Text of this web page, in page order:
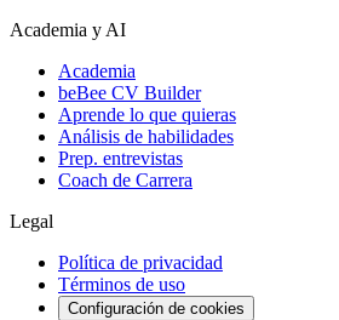
Academia y AI
Academia
beBee CV Builder
Aprende lo que quieras
Análisis de habilidades
Prep. entrevistas
Coach de Carrera
Legal
Política de privacidad
Términos de uso
Configuración de cookies